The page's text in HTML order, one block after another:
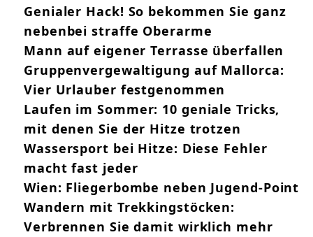
Genialer Hack! So bekommen Sie ganz
nebenbei straffe Oberarme
Mann auf eigener Terrasse überfallen
Gruppenvergewaltigung auf Mallorca:
Vier Urlauber festgenommen
Laufen im Sommer: 10 geniale Tricks,
mit denen Sie der Hitze trotzen
Wassersport bei Hitze: Diese Fehler
macht fast jeder
Wien: Fliegerbombe neben Jugend-Point
Wandern mit Trekkingstöcken:
Verbrennen Sie damit wirklich mehr